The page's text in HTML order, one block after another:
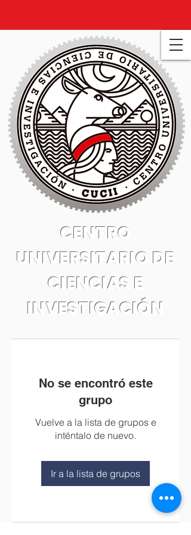
CENTRO
UNIVERSITARIO DE
CIENCIAS E
INVESTIGACIÓN
No se encontró este
grupo
Vuelve a la lista de grupos e
inténtalo de nuevo.
Ir a la lista de grupos